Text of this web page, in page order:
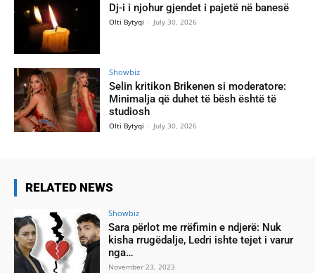
Dj-i i njohur gjendet i pajetë në banesë
Olti Bytyqi - July 30, 2026
Showbiz
Selin kritikon Brikenen si moderatore:
Minimalja që duhet të bësh është të
studiosh
Olti Bytyqi - July 30, 2026
RELATED NEWS
Showbiz
Sara përlot me rrëfimin e ndjerë: Nuk
kisha rrugëdalje, Ledri ishte tejet i varur
nga…
November 23, 2023